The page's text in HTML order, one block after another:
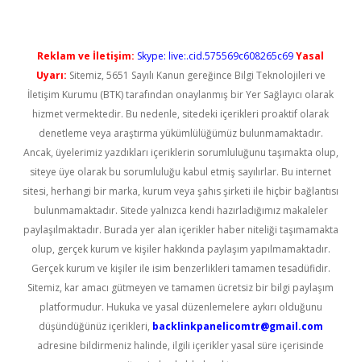
Reklam ve İletişim: Skype: live:.cid.575569c608265c69Yasal
Uyarı: Sitemiz, 5651 Sayılı Kanun gereğince Bilgi Teknolojileri ve
İletişim Kurumu (BTK) tarafından onaylanmış bir Yer Sağlayıcı olarak
hizmet vermektedir. Bu nedenle, sitedeki içerikleri proaktif olarak
denetleme veya araştırma yükümlülüğümüz bulunmamaktadır.
Ancak, üyelerimiz yazdıkları içeriklerin sorumluluğunu taşımakta olup,
siteye üye olarak bu sorumluluğu kabul etmiş sayılırlar. Bu internet
sitesi, herhangi bir marka, kurum veya şahıs şirketi ile hiçbir bağlantısı
bulunmamaktadır. Sitede yalnızca kendi hazırladığımız makaleler
paylaşılmaktadır. Burada yer alan içerikler haber niteliği taşımamakta
olup, gerçek kurum ve kişiler hakkında paylaşım yapılmamaktadır.
Gerçek kurum ve kişiler ile isim benzerlikleri tamamen tesadüfidir.
Sitemiz, kar amacı gütmeyen ve tamamen ücretsiz bir bilgi paylaşım
platformudur. Hukuka ve yasal düzenlemelere aykırı olduğunu
düşündüğünüz içerikleri, backlinkpanelicomtr@gmail.com
adresine bildirmeniz halinde, ilgili içerikler yasal süre içerisinde